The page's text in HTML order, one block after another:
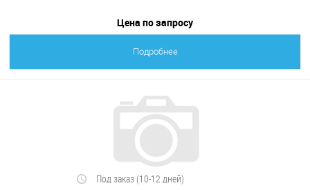
Цена по запросу
Подробнее
Под заказ (10-12 дней)